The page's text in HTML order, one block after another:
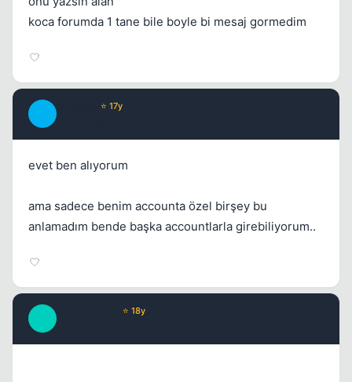
koca forumda 1 tane bile boyle bi mesaj gormedim
⭐ 17y
evet ben alıyorum
ama sadece benim accounta özel birşey bu
anlamadım bende başka accountlarla girebiliyorum..
⭐ 18y